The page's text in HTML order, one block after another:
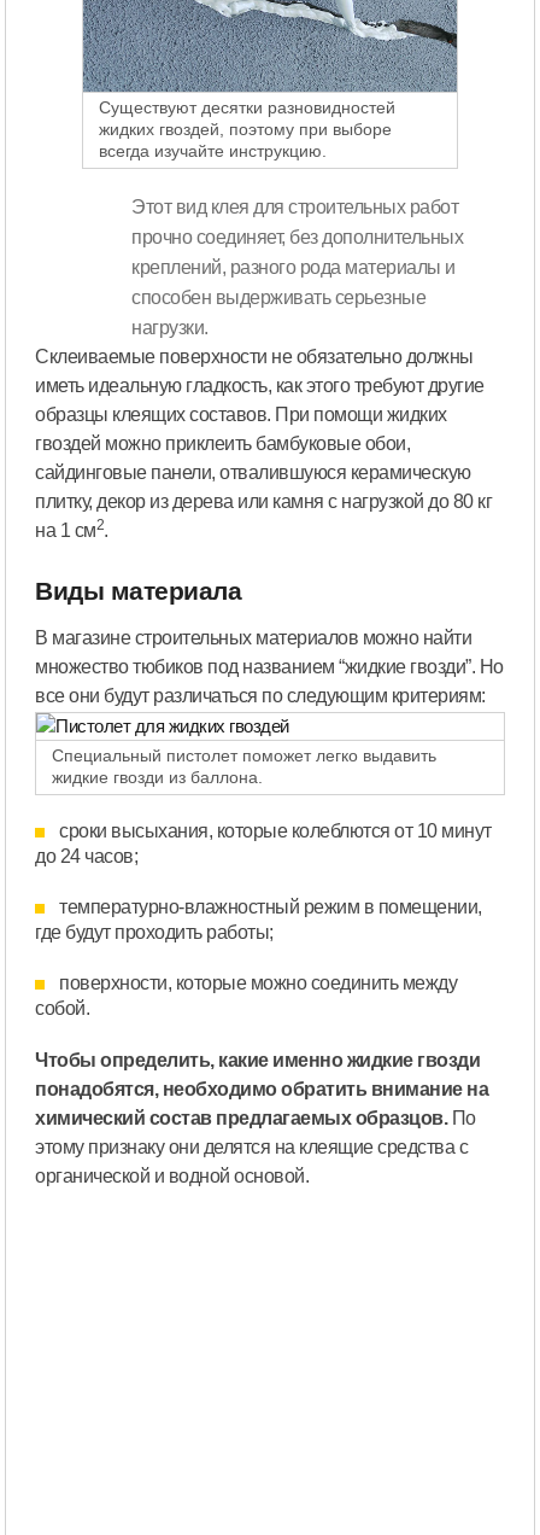
Существуют десятки разновидностей
жидких гвоздей, поэтому при выборе
всегда изучайте инструкцию.
Этот вид клея для строительных работ
прочно соединяет, без дополнительных
креплений, разного рода материалы и
способен выдерживать серьезные
нагрузки.
Склеиваемые поверхности не обязательно должны
иметь идеальную гладкость, как этого требуют другие
образцы клеящих составов. При помощи жидких
гвоздей можно приклеить бамбуковые обои,
сайдинговые панели, отвалившуюся керамическую
плитку, декор из дерева или камня с нагрузкой до 80 кг
на 1 см2.
Виды материала
В магазине строительных материалов можно найти
множество тюбиков под названием “жидкие гвозди”. Но
все они будут различаться по следующим критериям:
Специальный пистолет поможет легко выдавить
жидкие гвозди из баллона.
сроки высыхания, которые колеблются от 10 минут
до 24 часов;
температурно-влажностный режим в помещении,
где будут проходить работы;
поверхности, которые можно соединить между
собой.
Чтобы определить, какие именно жидкие гвозди
понадобятся, необходимо обратить внимание на
химический состав предлагаемых образцов.По
этому признаку они делятся на клеящие средства с
органической и водной основой.